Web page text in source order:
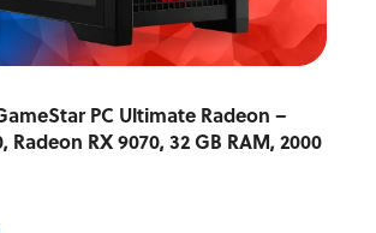
PC Ultimate Radeon –
Radeon RX 9070, 32 GB RAM, 2000